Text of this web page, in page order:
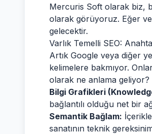
Mercuris Soft olarak biz,
olarak görüyoruz. Eğer
gelecektir.
Varlık Temelli SEO:
Artık Google veya diğer
kelimelere bakmıyor.
olarak ne anlama geliyor?
Bilgi Grafikleri
bağlantılı olduğu net bir ağ
Semantik Bağlam:
sanatının teknik